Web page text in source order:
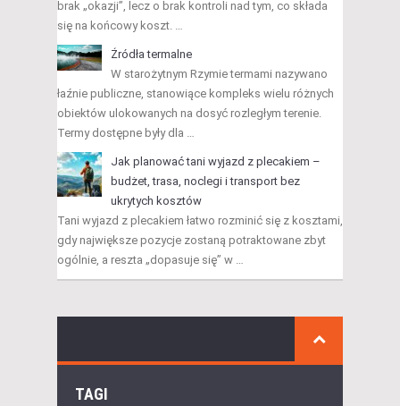
brak „okazji”, lecz o brak kontroli nad tym, co składa
się na końcowy koszt. …
Źródła termalne
W starożytnym Rzymie termami nazywano
łaźnie publiczne, stanowiące kompleks wielu różnych
obiektów ulokowanych na dosyć rozległym terenie.
Termy dostępne były dla …
Jak planować tani wyjazd z plecakiem –
budżet, trasa, noclegi i transport bez
ukrytych kosztów
Tani wyjazd z plecakiem łatwo rozminić się z kosztami,
gdy największe pozycje zostaną potraktowane zbyt
ogólnie, a reszta „dopasuje się” w …
TAGI